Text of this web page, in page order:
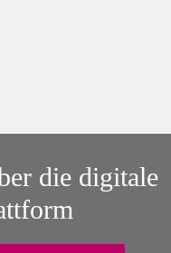
die digitale